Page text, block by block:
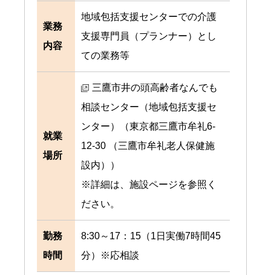
業務
内容
地域包括支援センターでの介護
支援専門員（プランナー）とし
ての業務等
就業
場所
三鷹市井の頭高齢者なんでも
相談センター（地域包括支援セ
ンター）（東京都三鷹市牟礼6-
12-30 （三鷹市牟礼老人保健施
設内））
※詳細は、施設ページを参照く
ださい。
勤務
時間
8:30～17：15（1日実働7時間45
分）※応相談